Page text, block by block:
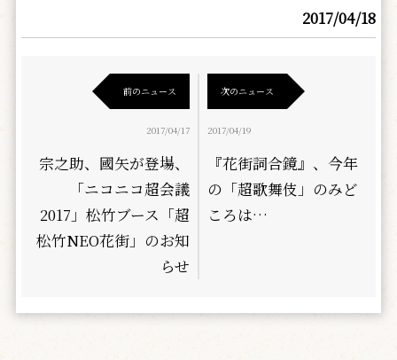
2017/04/18
前のニュース
2017/04/17
宗之助、國矢が登場、
「ニコニコ超会議
2017」松竹ブース「超
松竹NEO花街」のお知
らせ
次のニュース
2017/04/19
『花街詞合鏡』、今年
の「超歌舞伎」のみど
ころは…